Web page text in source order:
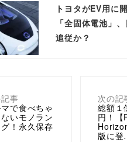
事
で食べちゃ
いモノラン
！永久保存
次の記
総額１
円！【
版に
トヨタがEV用に
「全固体電池」
追従か？